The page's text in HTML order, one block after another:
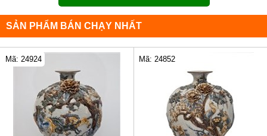
SẢN PHẨM BÁN CHẠY NHẤT
Mã: 24924 Mã: 24852